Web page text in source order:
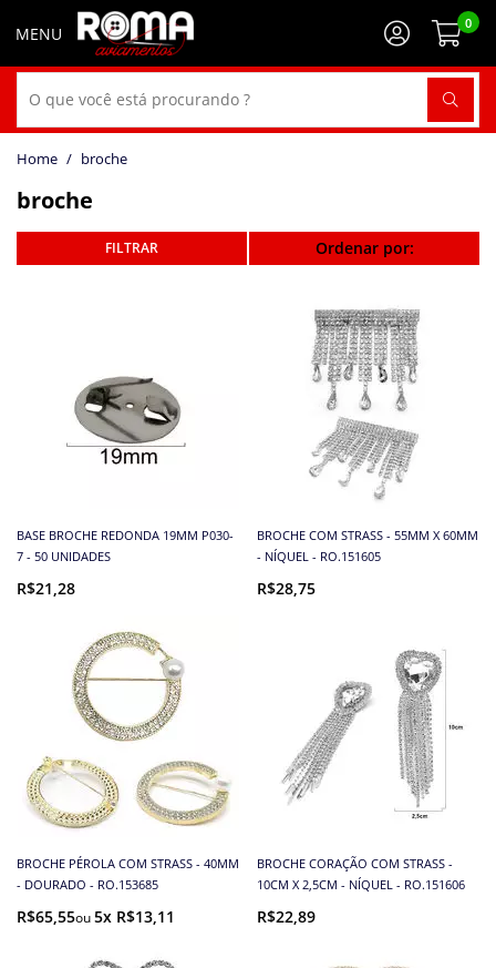
0
broche
broche
Ordenar por:
BASE BROCHE REDONDA 19MM P030-
7 - 50 UNIDADES
R$21,28
BROCHE COM STRASS - 55MM X 60MM
- NÍQUEL - RO.151605
R$28,75
BROCHE PÉROLA COM STRASS - 40MM
- DOURADO - RO.153685
R$65,55 5x R$13,11
BROCHE CORAÇÃO COM STRASS -
10CM X 2,5CM - NÍQUEL - RO.151606
R$22,89